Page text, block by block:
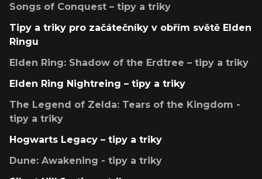
Songs of Conquest – tipy a triky
Tipy a triky pro začátečníky v obřím světě Elden
Ringu
Elden Ring: Shadow of the Erdtree – tipy a triky
Elden Ring Nightreing – tipy a triky
The Legend of Zelda: Tears of the Kingdom -
tipy a triky
Hogwarts Legacy – tipy a triky
Dune: Awakening - tipy a triky